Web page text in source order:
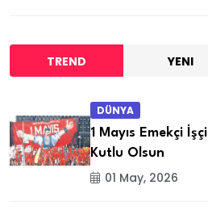
TREND YENI
DÜNYA
1 Mayıs Emekçi
Kutlu Olsun
01 May, 2026